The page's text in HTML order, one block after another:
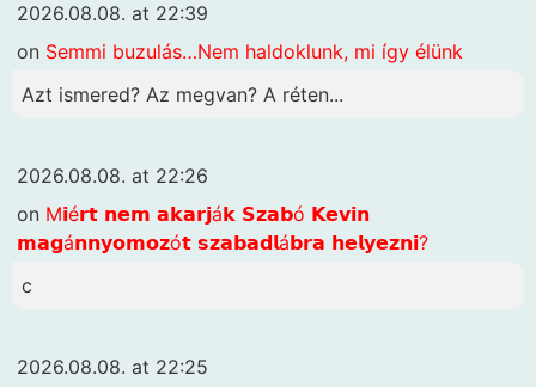
2026.08.08. at 22:39
on Semmi buzulás…Nem haldoklunk, mi így élünk
Azt ismered? Az megvan? A réten...
2026.08.08. at 22:26
on M𝗶é𝗿𝘁 𝗻𝗲𝗺 𝗮𝗸𝗮𝗿𝗷á𝗸 𝗦𝘇𝗮𝗯ó 𝗞𝗲𝘃𝗶𝗻
𝗺𝗮𝗴á𝗻𝗻𝘆𝗼𝗺𝗼𝘇ó𝘁 𝘀𝘇𝗮𝗯𝗮𝗱𝗹á𝗯𝗿𝗮 𝗵𝗲𝗹𝘆𝗲𝘇𝗻𝗶?
c
2026.08.08. at 22:25